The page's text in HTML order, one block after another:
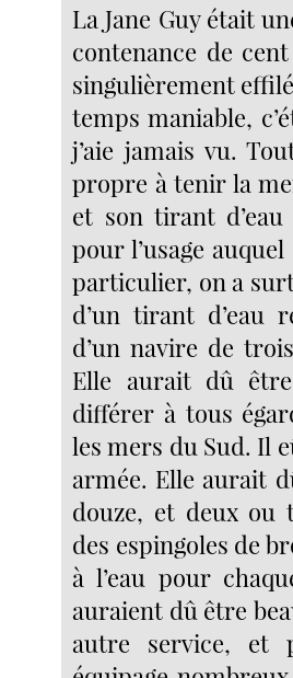
La Jane Guy était
contenance de
singulièrement
temps maniable,
j’aie jamais vu.
propre à tenir la
et son tirant
pour l’usage
particulier, on a
d’un tirant d’eau
d’un navire de
Elle aurait dû
différer à tous
les mers du Sud. Il
armée. Elle aurait
douze, et deux ou
des espingoles de
à l’eau pour
auraient dû être
autre service, et